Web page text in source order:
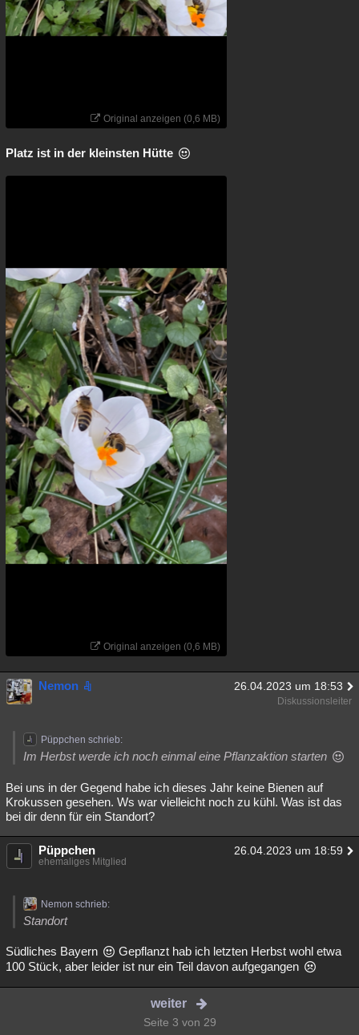
Original anzeigen (0,6 MB)
Platz ist in der kleinsten Hütte
Original anzeigen (0,6 MB)
Nemon 26.04.2023 um 18:53
Diskussionsleiter
Püppchen schrieb:
Im Herbst werde ich noch einmal eine Pflanzaktion starten
Bei uns in der Gegend habe ich dieses Jahr keine Bienen auf
Krokussen gesehen. Ws war vielleicht noch zu kühl. Was ist das
bei dir denn für ein Standort?
Püppchen 26.04.2023 um 18:59
ehemaliges Mitglied
Nemon schrieb:
Standort
Südliches Bayern
Gepflanzt hab ich letzten Herbst wohl etwa
100 Stück, aber leider ist nur ein Teil davon aufgegangen
weiter
Seite 3 von 29